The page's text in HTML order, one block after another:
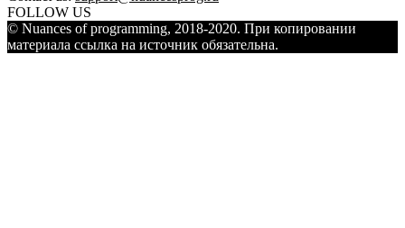
FOLLOW US
© Nuances of programming, 2018-2020. При копировании
материала ссылка на источник обязательна.